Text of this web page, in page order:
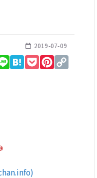
2019-07-09
Line HatenaPocketPinterest